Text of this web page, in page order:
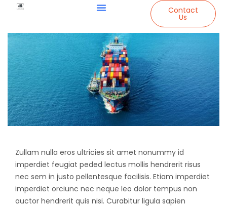
Contact
Us
Zullam nulla eros ultricies sit amet nonummy id
imperdiet feugiat peded lectus mollis hendrerit risus
nec sem in justo pellentesque facilisis. Etiam imperdiet
imperdiet orciunc nec neque leo dolor tempus non
auctor hendrerit quis nisi. Curabitur ligula sapien